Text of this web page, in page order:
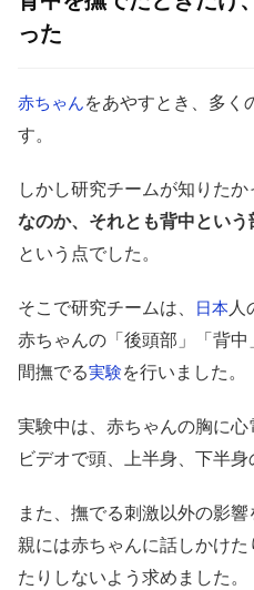
った
赤ちゃんをあやすとき、多く
す。
しかし研究チームが知りたか
なのか、それとも背中とい
という点でした。
そこで研究チームは、 日本人
赤ちゃんの「後頭部」「背
間撫でる実験を行いました。
実験中は、赤ちゃんの胸に心
ビデオで頭、上半身、下半身
また、撫でる刺激以外の影
親には赤ちゃんに話しかけ
たりしないよう求めました。